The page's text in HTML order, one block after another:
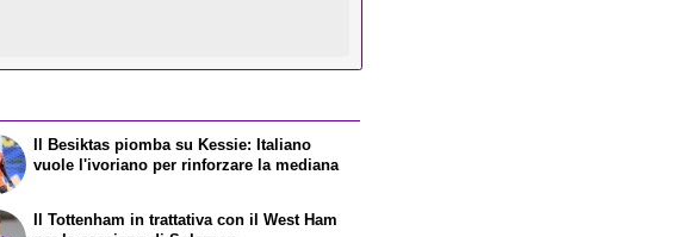
Il Besiktas piomba su Kessie: Italiano
vuole l'ivoriano per rinforzare la mediana
Il Tottenham in trattativa con il West Ham